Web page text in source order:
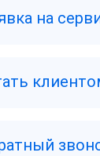
на